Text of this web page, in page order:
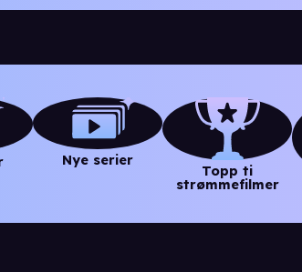
Nye serier
Topp ti
strømmefilmer